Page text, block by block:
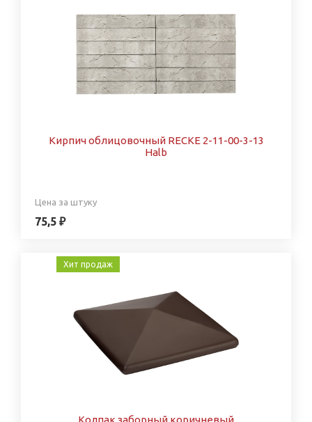
Кирпич облицовочный RECKE 2-11-00-3-13
Halb
Цена за штуку
75,5 ₽
Хит продаж
Колпак заборный коричневый